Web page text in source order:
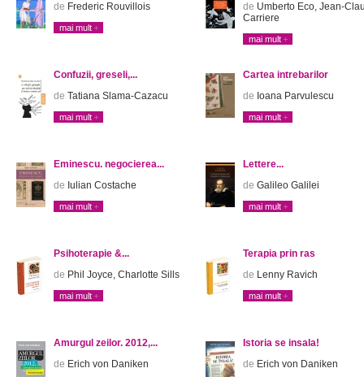
de Frederic Rouvillois
mai mult
de Umberto Eco, Jean-
Carriere
mai mult
Confuzii, greseli,...
de Tatiana Slama-Cazacu
mai mult
Cartea intrebarilor
de Ioana Parvulescu
mai mult
Eminescu. negocierea...
de Iulian Costache
mai mult
Lettere...
de Galileo Galilei
mai mult
Psihoterapie &...
de Phil Joyce, Charlotte Sills
mai mult
Terapia prin ras
de Lenny Ravich
mai mult
Amurgul zeilor. 2012,...
de Erich von Daniken
Istoria se insala!
de Erich von Daniken